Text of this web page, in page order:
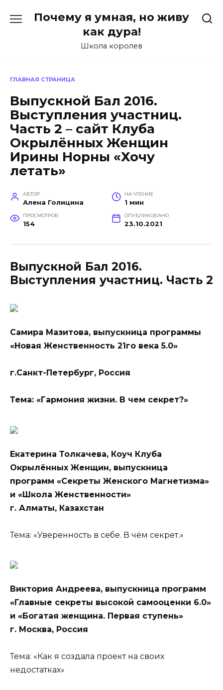
Почему я умная, но живу
как дура!
Школа королев
ГЛАВНАЯ СТРАНИЦА
Выпускной Бал 2016.
Выступления участниц.
Часть 2 – сайт Клуба
Окрылённых Женщин
Ирины Норны «Хочу
летать»
АВТОР
Алена Голицина
НА ЧТЕНИЕ
1 мин
ПРОСМОТРОВ
154
ОПУБЛИКОВАНО
23.10.2021
Выпускной Бал 2016.
Выступления участниц. Часть 2
Самира Мазитова, выпускница программы
«Новая Женственность 21го века 5.0»
г.Санкт-Петербург, Россия
Тема: «Гармония жизни. В чем секрет?»
Екатерина Толкачева, Коуч Клуба
Окрылённых Женщин, выпускница
программ «Секреты Женского Магнетизма»
и «Школа Женственности»
г. Алматы, Казахстан
Тема: «Уверенность в себе. В чём секрет.»
Виктория Андреева, выпускница программ
«Главные секреты высокой самооценки 6.0»
и «Богатая женщина. Первая ступень»
г. Москва, Россия
Тема: «Как я создала проект на своих
недостатках»